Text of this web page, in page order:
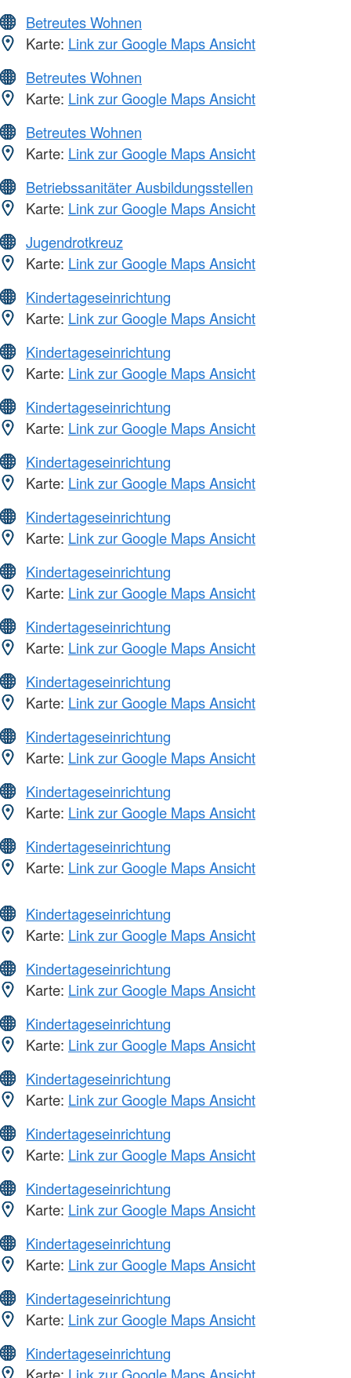
Betreutes Wohnen
Karte: Link zur Google Maps Ansicht
Betreutes Wohnen
Karte: Link zur Google Maps Ansicht
Betreutes Wohnen
Karte: Link zur Google Maps Ansicht
Betriebssanitäter Ausbildungsstellen
Karte: Link zur Google Maps Ansicht
Jugendrotkreuz
Karte: Link zur Google Maps Ansicht
Kindertageseinrichtung
Karte: Link zur Google Maps Ansicht
Kindertageseinrichtung
Karte: Link zur Google Maps Ansicht
Kindertageseinrichtung
Karte: Link zur Google Maps Ansicht
Kindertageseinrichtung
Karte: Link zur Google Maps Ansicht
Kindertageseinrichtung
Karte: Link zur Google Maps Ansicht
Kindertageseinrichtung
Karte: Link zur Google Maps Ansicht
Kindertageseinrichtung
Karte: Link zur Google Maps Ansicht
Kindertageseinrichtung
Karte: Link zur Google Maps Ansicht
Kindertageseinrichtung
Karte: Link zur Google Maps Ansicht
Kindertageseinrichtung
Karte: Link zur Google Maps Ansicht
Kindertageseinrichtung
Karte: Link zur Google Maps Ansicht
Kindertageseinrichtung
Karte: Link zur Google Maps Ansicht
Kindertageseinrichtung
Karte: Link zur Google Maps Ansicht
Kindertageseinrichtung
Karte: Link zur Google Maps Ansicht
Kindertageseinrichtung
Karte: Link zur Google Maps Ansicht
Kindertageseinrichtung
Karte: Link zur Google Maps Ansicht
Kindertageseinrichtung
Karte: Link zur Google Maps Ansicht
Kindertageseinrichtung
Karte: Link zur Google Maps Ansicht
Kindertageseinrichtung
Karte: Link zur Google Maps Ansicht
Kindertageseinrichtung